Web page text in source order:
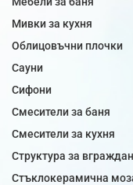
Мивки за кухня
Облицовъчни плочки
Сауни
Сифони
Смесители за баня
Смесители за кухня
Структура за
Стъклокерамична